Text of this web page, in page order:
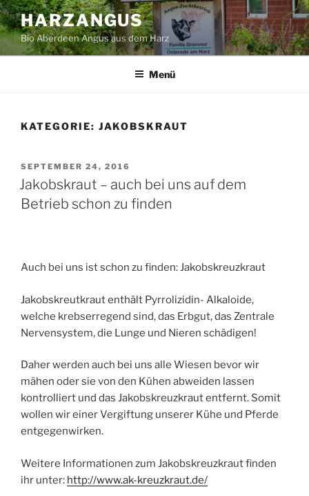
Zum
Inhalt
springen
HARZANGUS
Bio Aberdeen Angus aus dem Harz
Menü
KATEGORIE: JAKOBSKRAUT
VERÖFFENTLICHT
AM
SEPTEMBER 24, 2016
Jakobskraut – auch bei uns auf dem
Betrieb schon zu finden
Auch bei uns ist schon zu finden: Jakobskreuzkraut
Jakobskreutkraut enthält Pyrrolizidin- Alkaloide,
welche krebserregend sind, das Erbgut, das Zentrale
Nervensystem, die Lunge und Nieren schädigen!
Daher werden auch bei uns alle Wiesen bevor wir
mähen oder sie von den Kühen abweiden lassen
kontrolliert und das Jakobskreuzkraut entfernt. Somit
wollen wir einer Vergiftung unserer Kühe und Pferde
entgegenwirken.
Weitere Informationen zum Jakobskreuzkraut finden
ihr unter: http://www.ak-kreuzkraut.de/